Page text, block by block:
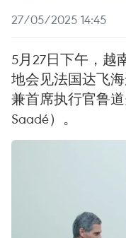
27/05/2025 14:45
5月27日下午，越
地会见法国达飞
兼首席执行官鲁道
Saadé）。